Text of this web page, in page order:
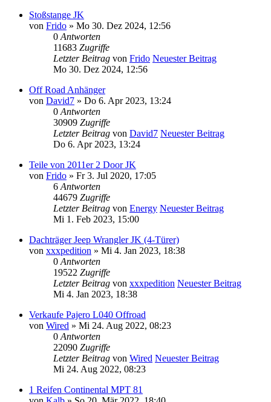
Stoßstange JK
von Frido » Mo 30. Dez 2024, 12:56
0 Antworten
11683 Zugriffe
Letzter Beitrag von Frido Neuester Beitrag
Mo 30. Dez 2024, 12:56
Off Road Anhänger
von David7 » Do 6. Apr 2023, 13:24
0 Antworten
30909 Zugriffe
Letzter Beitrag von David7 Neuester Beitrag
Do 6. Apr 2023, 13:24
Teile von 2011er 2 Door JK
von Frido » Fr 3. Jul 2020, 17:05
6 Antworten
44679 Zugriffe
Letzter Beitrag von Energy Neuester Beitrag
Mi 1. Feb 2023, 15:00
Dachträger Jeep Wrangler JK (4-Türer)
von xxxpedition » Mi 4. Jan 2023, 18:38
0 Antworten
19522 Zugriffe
Letzter Beitrag von xxxpedition Neuester Beitrag
Mi 4. Jan 2023, 18:38
Verkaufe Pajero L040 Offroad
von Wired » Mi 24. Aug 2022, 08:23
0 Antworten
22090 Zugriffe
Letzter Beitrag von Wired Neuester Beitrag
Mi 24. Aug 2022, 08:23
1 Reifen Continental MPT 81